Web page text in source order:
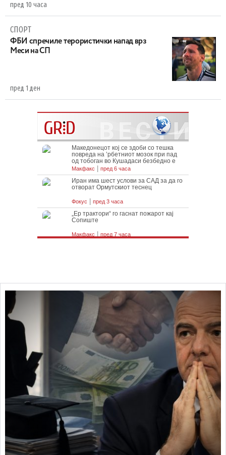
пред 10 часа
СПОРТ
ФБИ спречиле терористички напад врз
Меси на СП
пред 1 ден